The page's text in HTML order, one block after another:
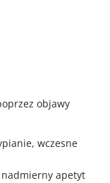
objawy
wczesne
apetyt